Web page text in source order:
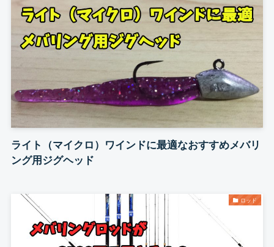
ライト（マイクロ）ワインドに最適なおすすめメバリ
ング用ジグヘッド
ロッド